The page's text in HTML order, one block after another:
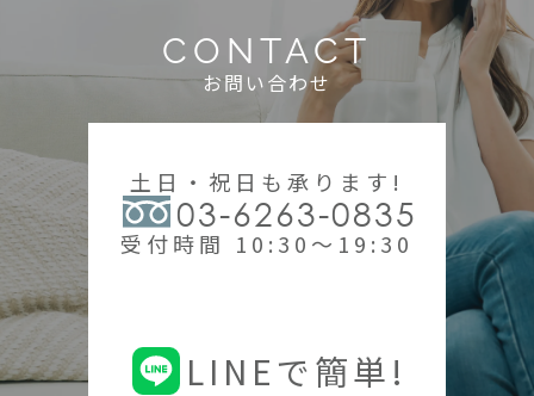
CONTACT
お問い合わせ
土日・祝日も承ります!
03-6263-0835
受付時間 10:30～19:30
LINEで簡単!